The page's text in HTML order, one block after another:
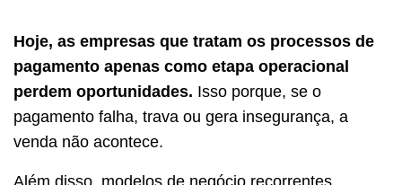
Hoje, as empresas que tratam os processos de
pagamento apenas como etapa operacional
perdem oportunidades. Isso porque, se o
pagamento falha, trava ou gera insegurança, a
venda não acontece.
Além disso, modelos de negócio recorrentes,